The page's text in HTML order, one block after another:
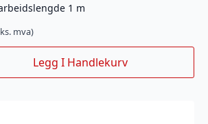
1 m
mva)
Legg I Handlekurv